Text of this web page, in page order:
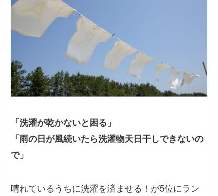
「洗濯が乾かないと困る」
「雨の日が風続いたら洗濯物天日干しできないの
で」
晴れているうちに洗濯を済ませる！が5位にラン